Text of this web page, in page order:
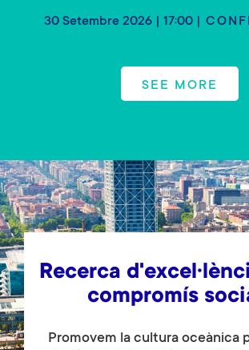
SEE MORE
30 Setembre 2026 | 17:00
Recerca
compromís
Promovem la cultura oceànica